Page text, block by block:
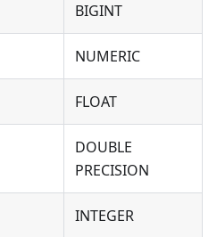
BIGINT
NUMERIC
FLOAT
DOUBLE
PRECISION
INTEGER